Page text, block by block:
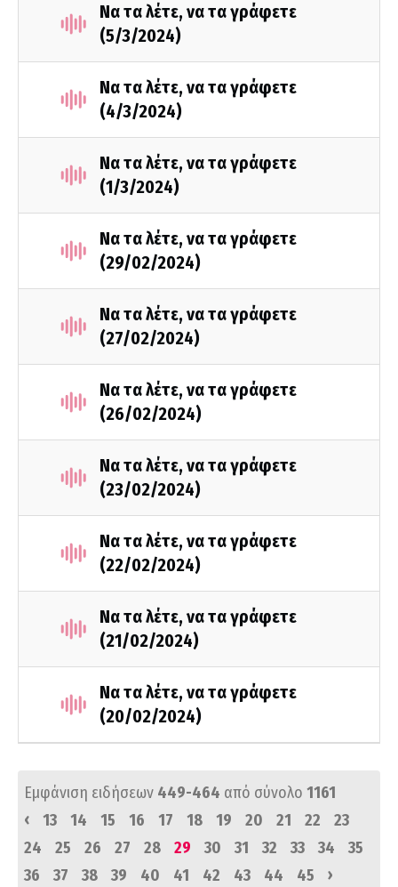
Να τα λέτε, να τα γράφετε
(5/3/2024)
Να τα λέτε, να τα γράφετε
(4/3/2024)
Να τα λέτε, να τα γράφετε
(1/3/2024)
Να τα λέτε, να τα γράφετε
(29/02/2024)
Να τα λέτε, να τα γράφετε
(27/02/2024)
Να τα λέτε, να τα γράφετε
(26/02/2024)
Να τα λέτε, να τα γράφετε
(23/02/2024)
Να τα λέτε, να τα γράφετε
(22/02/2024)
Να τα λέτε, να τα γράφετε
(21/02/2024)
Να τα λέτε, να τα γράφετε
(20/02/2024)
Εμφάνιση ειδήσεων 449-464 από σύνολο 1161
‹
13 14 15 16 17 18 19 20 21 22
23
24
25 26 27 28 29 30 31 32 33 34
35
36
37 38 39 40 41 42 43 44 45 ›